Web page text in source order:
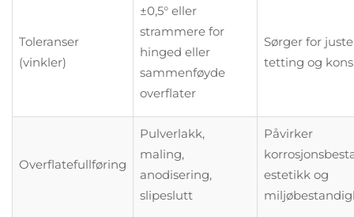
Toleranser
(vinkler)
±0,5° eller
strammere for
hinged eller
sammenføyde
overflater
Sørger for
tetting og
Overflatefullføring
Pulverlakk,
maling,
anodisering,
slipeslutt
Påvirker
estetikk og